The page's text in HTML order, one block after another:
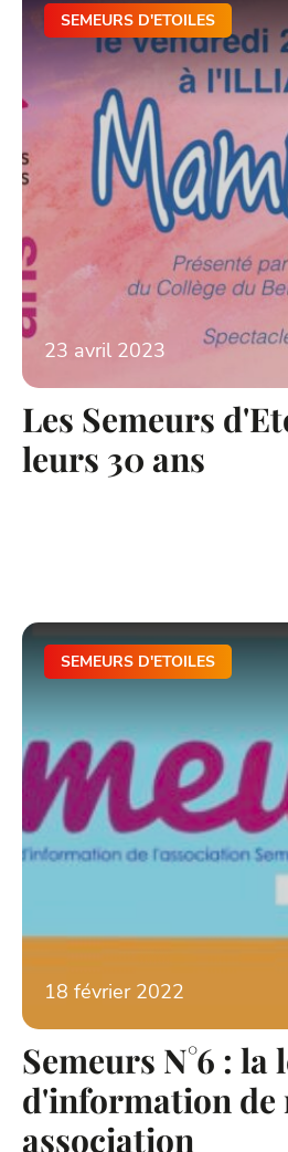
SEMEURS D'ETOILES
23 avril 2023
Les Semeurs
leurs 30 ans
SEMEURS D'ETOILES
18 février 2022
Semeurs N°6 : la
d'information de
association